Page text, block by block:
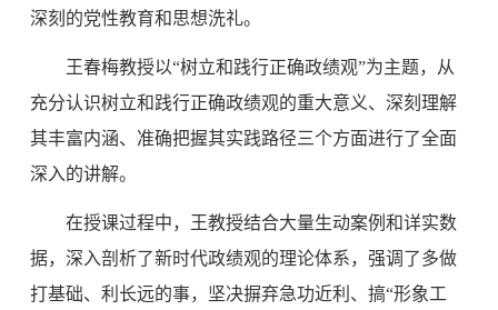
深刻的党性教育和思想洗礼。
王春梅教授以“树立和践行正确政绩观”为主题，从
充分认识树立和践行正确政绩观的重大意义、深刻理解
其丰富内涵、准确把握其实践路径三个方面进行了全面
深入的讲解。
在授课过程中，王教授结合大量生动案例和详实数
据，深入剖析了新时代政绩观的理论体系，强调了多做
打基础、利长远的事，坚决摒弃急功近利、搞“形象工